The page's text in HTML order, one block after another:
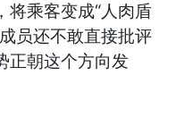
将乘客变成“人肉盾
员还不敢直接批评
正朝这个方向发